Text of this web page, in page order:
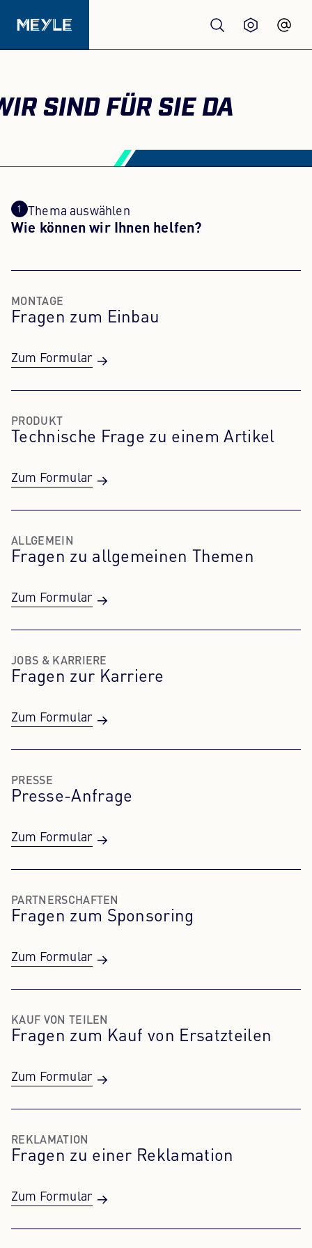
Werkstätten
Großhandel
Newsletter
SIND FÜR SIE DA
Thema auswählen
Wie können wir Ihnen helfen?
MONTAGE
Fragen zum Einbau
Zum Formular
PRODUKT
Technische Frage zu einem Artikel
Zum Formular
ALLGEMEIN
Fragen zu allgemeinen Themen
Zum Formular
JOBS & KARRIERE
Fragen zur Karriere
Zum Formular
PRESSE
Presse-Anfrage
Zum Formular
PARTNERSCHAFTEN
Fragen zum Sponsoring
Zum Formular
KAUF VON TEILEN
Fragen zum Kauf von Ersatzteilen
Zum Formular
REKLAMATION
Fragen zu einer Reklamation
Zum Formular